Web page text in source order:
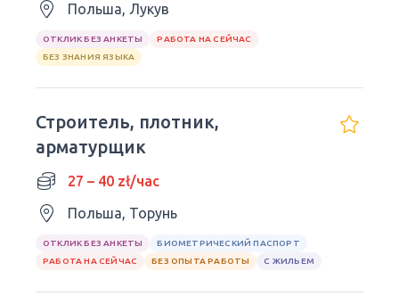
Польша, Лукув
ОТКЛИК БЕЗ АНКЕТЫ
РАБОТА НА СЕЙЧАС
БЕЗ ЗНАНИЯ ЯЗЫКА
Строитель, плотник,
арматурщик
27 – 40 zł/час
Польша, Торунь
ОТКЛИК БЕЗ АНКЕТЫ
БИОМЕТРИЧЕСКИЙ ПАСПОРТ
РАБОТА НА СЕЙЧАС
БЕЗ ОПЫТА РАБОТЫ С ЖИЛЬЕМ